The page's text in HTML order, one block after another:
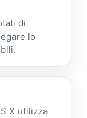
di
lo
X utilizza